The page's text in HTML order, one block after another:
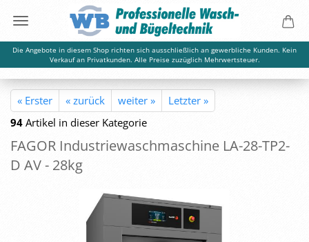
Die Angebote in diesem Shop richten sich ausschließlich an gewerbliche Kunden. Kein
Verkauf an Privatkunden. Alle Preise zuzüglich Mehrwertsteuer.
« Erster « zurück weiter »
Letzter »
94 Artikel in dieser Kategorie
FAGOR In­dus­trie­wasch­ma­schi­ne LA-​28-TP2-
D AV - 28kg